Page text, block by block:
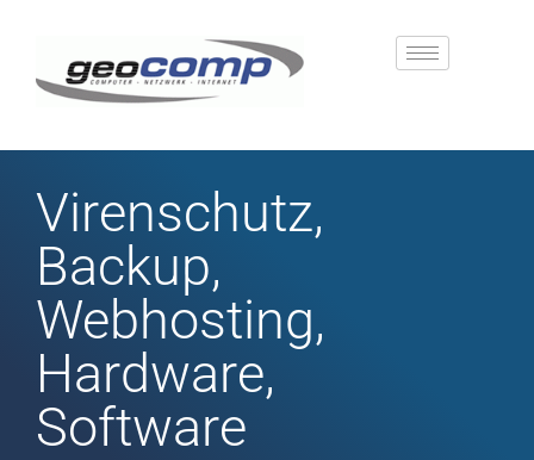
Virenschutz,
Backup,
Webhosting,
Hardware,
Software